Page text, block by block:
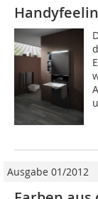
Ausgabe 01/2012